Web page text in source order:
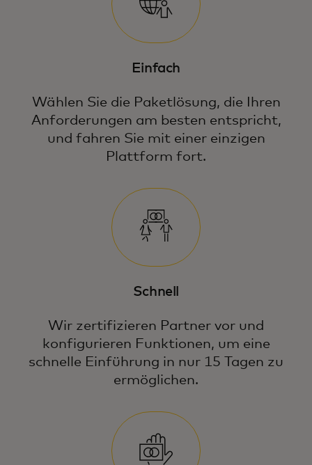
Einfach
Wählen Sie die Paketlösung, die Ihren
Anforderungen am besten entspricht,
und fahren Sie mit einer einzigen
Plattform fort.
Schnell
Wir zertifizieren Partner vor und
konfigurieren Funktionen, um eine
schnelle Einführung in nur 15 Tagen zu
ermöglichen.